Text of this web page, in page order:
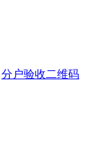
分户验收二维码